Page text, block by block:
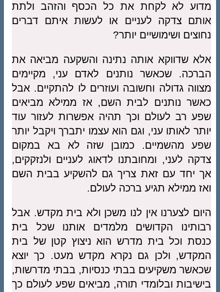
מדוע לא לקחת את כל הכסף והזהב ולתת
אותם צדקה לעניים או לעשות איתם דברים
נחוצים ושימושיים יותר?
אלא שדווקא אותה נתינה והשקעה מביאה את
הברכה. שכאשר נותנים לאדם עני, מקיימים
מצווה גדולה וחשובה ועוזרים לו להתקיים. אבל
כאשר נותנים לבית השם, אז ממילא מביאים
שפע רב לעולם וכך תהיה אפשרות לעזור עוד
יותר לאותו עני, וגם הוא עצמו יתברך ויקבל יותר
שפע מהשמיים. כמובן שזה לא בא במקום
צדקה לעני, ומחובתנו לדאוג לעניים ולנזקקים,
אך יחד עם זאת צריך גם להשקיע בבית השם
ואז ממילא תגיע ברכה לעולם.
היום לצערנו אין לנו משכן ולא בית מקדש. אבל
רבותינו הקדושים מלמדים אותנו שכל בית
כנסת וכל בית מדרש הוא ניצוץ קטן של בית
המקדש, ולכן גם נקרא מקדש מעט. כך יוצא
שכאשר משקיעים בבתי כנסיות, בבתי מדרשות,
בישיבות ובלומדי תורה, מביאים שפע לעולם כך